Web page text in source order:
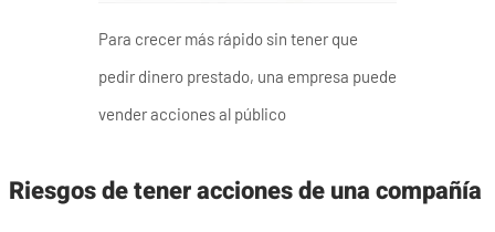
Para crecer más rápido sin tener que
pedir dinero prestado, una empresa puede
vender acciones al público
Riesgos de tener acciones de una compañía